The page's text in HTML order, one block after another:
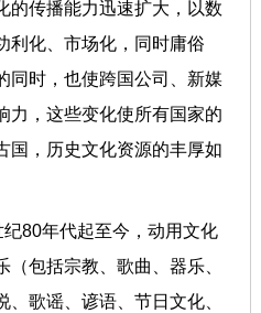
的传播能力迅速扩大，以数
利化、市场化，同时庸俗
同时，也使跨国公司、新媒
力，这些变化使所有国家的
国，历史文化资源的丰厚如
80年代起至今，动用文化
包括宗教、歌曲、器乐、
歌谣、谚语、节日文化、